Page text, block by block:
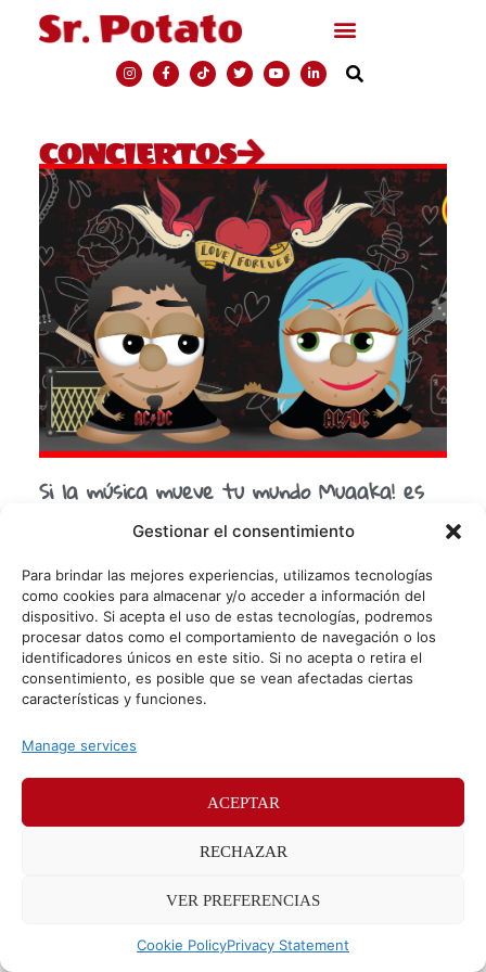
Gestionar el consentimiento
Para brindar las mejores experiencias, utilizamos tecnologías
como cookies para almacenar y/o acceder a información del
dispositivo. Si acepta el uso de estas tecnologías, podremos
procesar datos como el comportamiento de navegación o los
identificadores únicos en este sitio. Si no acepta o retira el
consentimiento, es posible que se vean afectadas ciertas
características y funciones.
Manage services
ACEPTAR
RECHAZAR
VER PREFERENCIAS
Cookie PolicyPrivacy Statement
CONCIERTOS
Si la música mueve tu mundo Muaaka! es
tu red social
personales, nace de la mano de un grupo de
emprendedores catalanes aficionados a
© Sr. Potato 2026